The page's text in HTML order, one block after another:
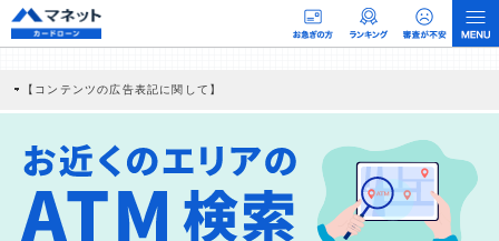
【コンテンツの広告表記に関して】
社に対して企業から紹介報酬が支払われるという収益モデルです。 ただし、特定の
商品を根拠なくPRするものではなく、当編集部の調査／ユーザーへの口コミ収集な
どに基づき、公平性を担保した情報提供を行っています。
>提携企業一覧